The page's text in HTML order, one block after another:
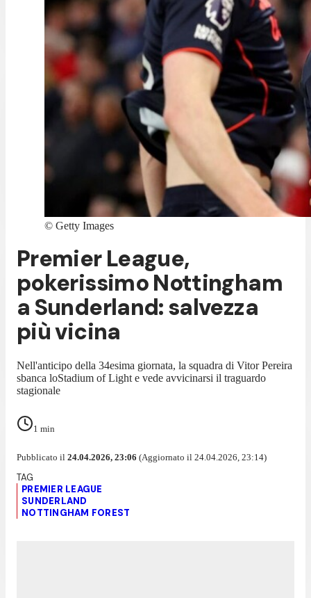
© Getty Images
Premier League,
pokerissimo Nottingham
a Sunderland: salvezza
più vicina
Nell'anticipo della 34esima giornata, la squadra di Vitor Pereira
sbanca loStadium of Light e vede avvicinarsi il traguardo
stagionale
1 min
Pubblicato il 24.04.2026, 23:06 (Aggiornato il 24.04.2026, 23:14)
PREMIER LEAGUE
SUNDERLAND
NOTTINGHAM FOREST